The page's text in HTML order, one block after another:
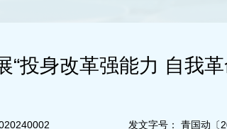
“投身改革强能力 自我
发文字号： 青国动〔